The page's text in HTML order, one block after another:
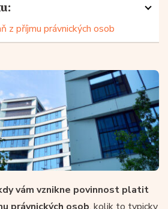
z příjmu právnických osob
vám vznikne povinnost platit
právnických osob, kolik to typicky